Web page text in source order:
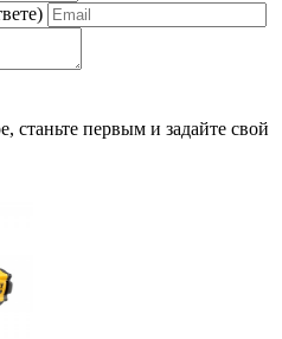
станьте первым и задайте свой